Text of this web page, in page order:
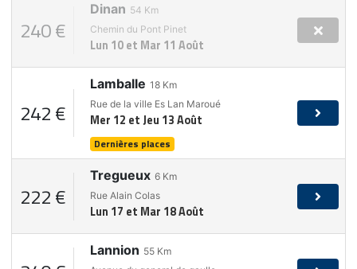
240 €
Dinan 54 Km
Chemin du Pont Pinet
Lun 10 et Mar 11 Août
242 €
Lamballe 18 Km
Rue de la ville Es Lan Maroué
Mer 12 et Jeu 13 Août
Dernières places
222 €
Tregueux 6 Km
Rue Alain Colas
Lun 17 et Mar 18 Août
Lannion 55 Km